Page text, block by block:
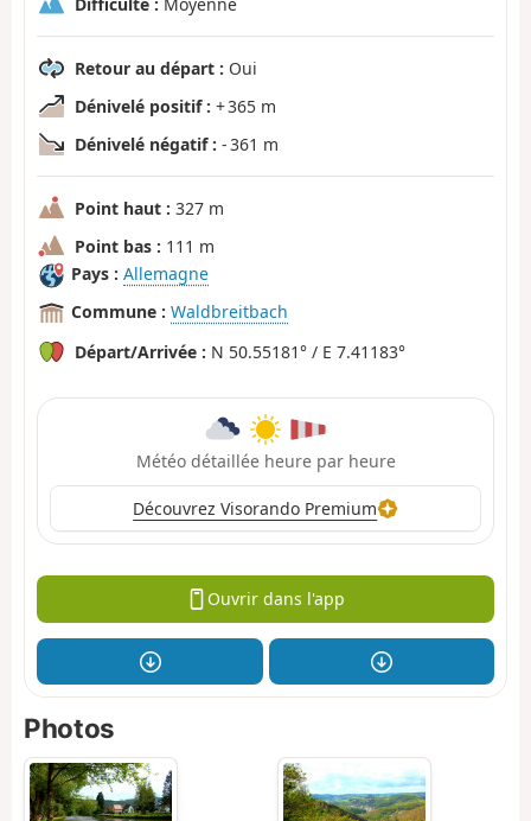
Retour au départ : Oui
Dénivelé positif : + 365 m
Dénivelé négatif : - 361 m
Point haut : 327 m
Point bas : 111 m
Pays : Allemagne
Commune : Waldbreitbach
Départ/Arrivée : N 50.55181° / E 7.41183°
Météo détaillée heure par heure
Découvrez Visorando Premium
Ouvrir dans l'app
Photos